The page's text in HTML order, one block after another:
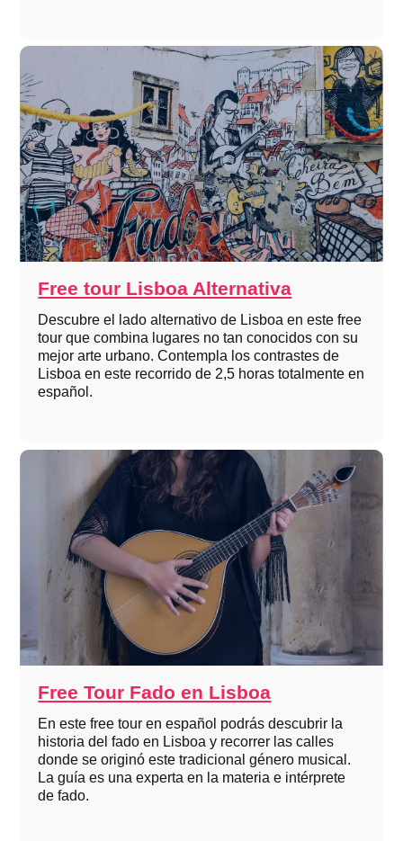
Free tour Lisboa Alternativa
Descubre el lado alternativo de Lisboa en este free
tour que combina lugares no tan conocidos con su
mejor arte urbano. Contempla los contrastes de
Lisboa en este recorrido de 2,5 horas totalmente en
español.
Free Tour Fado en Lisboa
En este free tour en español podrás descubrir la
historia del fado en Lisboa y recorrer las calles
donde se originó este tradicional género musical.
La guía es una experta en la materia e intérprete
de fado.